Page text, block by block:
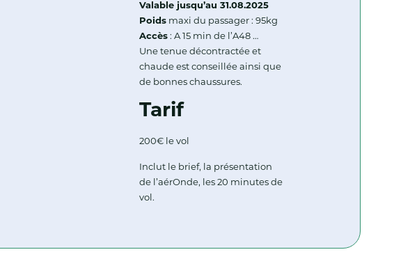
Valable jusqu’au 31.08.2025
Poids maxi du passager : 95kg
Accès : A 15 min de l’A48 …
Une tenue décontractée et
chaude est conseillée ainsi que
de bonnes chaussures.
Tarif
200€ le vol
Inclut le brief, la présentation
de l’aérOnde, les 20 minutes de
vol.